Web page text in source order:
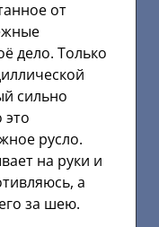
от
дело. Только
сильно
русло.
на руки и
а
за шею.